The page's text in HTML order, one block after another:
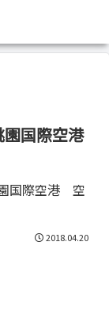
国際空港
2018.04.20